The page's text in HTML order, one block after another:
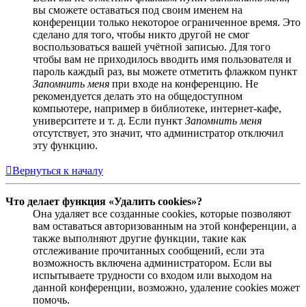
вы сможете оставаться под своим именем на
конференции только некоторое ограниченное время. Это
сделано для того, чтобы никто другой не смог
воспользоваться вашей учётной записью. Для того
чтобы вам не приходилось вводить имя пользователя и
пароль каждый раз, вы можете отметить флажком пункт
Запомнить меня при входе на конференцию. Не
рекомендуется делать это на общедоступном
компьютере, например в библиотеке, интернет-кафе,
университете и т. д. Если пункт Запомнить меня
отсутствует, это значит, что администратор отключил
эту функцию.
Вернуться к началу
Что делает функция «Удалить cookies»?
Она удаляет все созданные cookies, которые позволяют
вам оставаться авторизованным на этой конференции, а
также выполняют другие функции, такие как
отслеживание прочитанных сообщений, если эта
возможность включена администратором. Если вы
испытываете трудности со входом или выходом на
данной конференции, возможно, удаление cookies может
помочь.